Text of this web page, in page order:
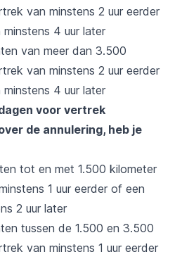
van minstens 2 uur eerder
4 uur later
van meer dan 3.500
van minstens 2 uur eerder
4 uur later
voor vertrek
de annulering, heb je
tot en met 1.500 kilometer
1 uur eerder of een
2 uur later
tussen de 1.500 en 3.500
van minstens 1 uur eerder